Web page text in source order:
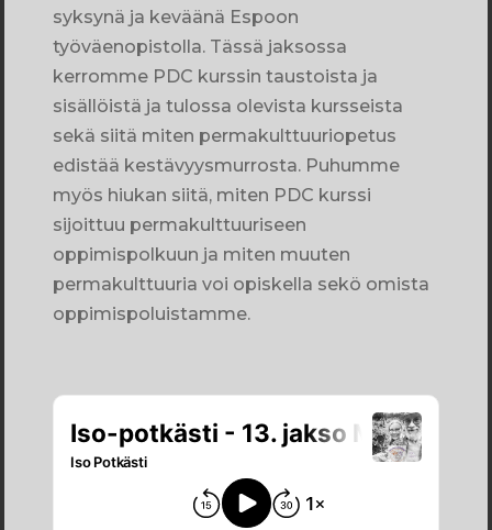
syksynä ja keväänä Espoon
työväenopistolla. Tässä jaksossa
kerromme PDC kurssin taustoista ja
sisällöistä ja tulossa olevista kursseista
sekä siitä miten permakulttuuriopetus
edistää kestävyysmurrosta. Puhumme
myös hiukan siitä, miten PDC kurssi
sijoittuu permakulttuuriseen
oppimispolkuun ja miten muuten
permakulttuuria voi opiskella sekö omista
oppimispoluistamme.